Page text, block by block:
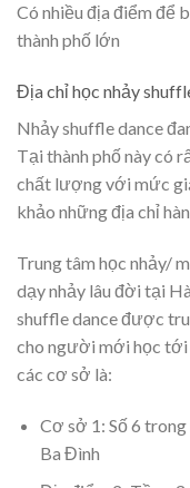
Có nhiều địa điểm để
thành phố lớn
Địa chỉ học nhảy
Nhảy shuffle dance
Tại thành phố này có
chất lượng với mức
khảo những địa chỉ
Trung tâm học nhảy/
dạy nhảy lâu đời tại
shuffle dance được
cho người mới học tới
các cơ sở là:
Cơ sở 1: Số 6
Ba Đình